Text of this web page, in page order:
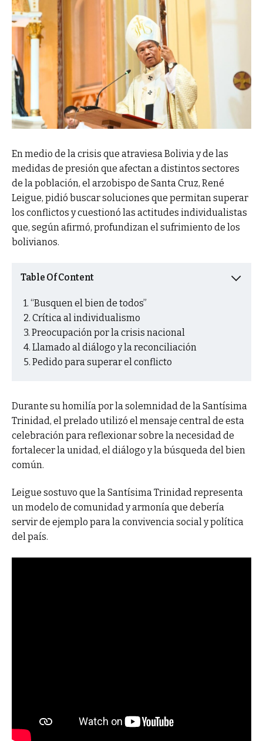
En medio de la crisis que atraviesa Bolivia y de las
medidas de presión que afectan a distintos sectores
de la población, el arzobispo de Santa Cruz, René
Leigue, pidió buscar soluciones que permitan superar
los conflictos y cuestionó las actitudes individualistas
que, según afirmó, profundizan el sufrimiento de los
bolivianos.
Table Of Content
“Busquen el bien de todos”
Crítica al individualismo
Preocupación por la crisis nacional
Llamado al diálogo y la reconciliación
Pedido para superar el conflicto
Durante su homilía por la solemnidad de la Santísima
Trinidad, el prelado utilizó el mensaje central de esta
celebración para reflexionar sobre la necesidad de
fortalecer la unidad, el diálogo y la búsqueda del bien
común.
Leigue sostuvo que la Santísima Trinidad representa
un modelo de comunidad y armonía que debería
servir de ejemplo para la convivencia social y política
del país.